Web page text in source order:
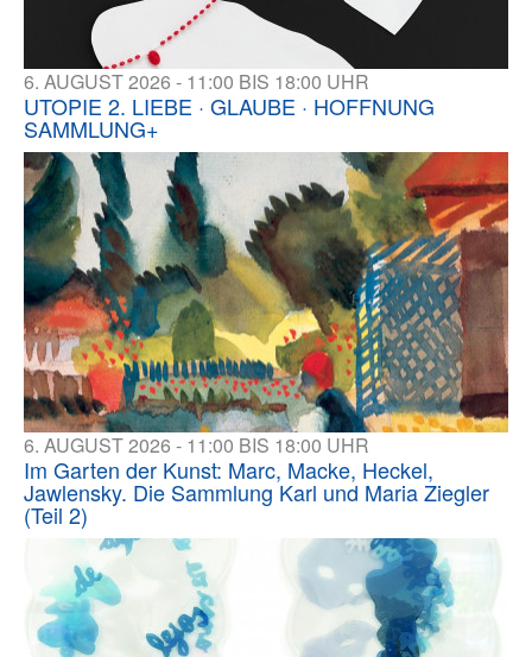
6. AUGUST 2026 - 11:00 BIS 18:00 UHR
UTOPIE 2. LIEBE · GLAUBE · HOFFNUNG
SAMMLUNG+
6. AUGUST 2026 - 11:00 BIS 18:00 UHR
Im Garten der Kunst: Marc, Macke, Heckel,
Jawlensky. Die Sammlung Karl und Maria Ziegler
(Teil 2)